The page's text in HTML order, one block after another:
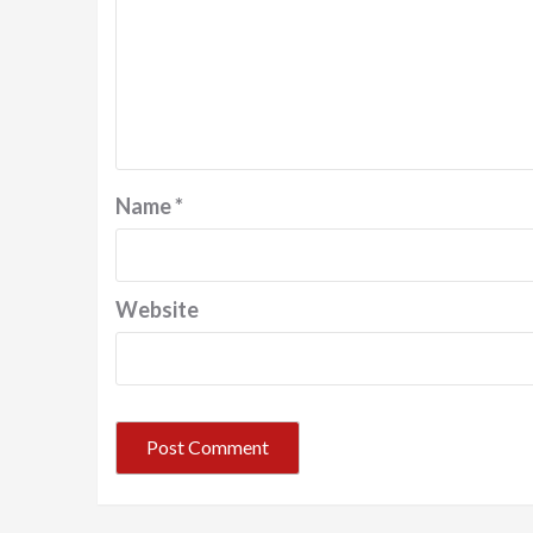
Name*
Website